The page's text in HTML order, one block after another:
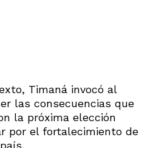
Timaná invocó al
las consecuencias que
la próxima elección
por el fortalecimiento de